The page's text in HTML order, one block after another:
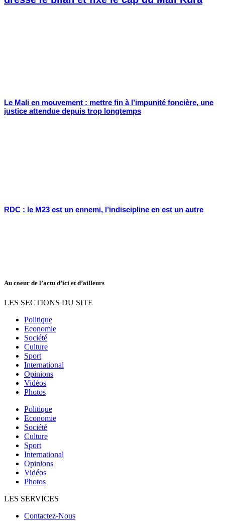
Le Mali en mouvement : mettre fin à l’impunité foncière, une
justice attendue depuis trop longtemps
RDC : le M23 est un ennemi, l’indiscipline en est un autre
Au coeur de l’actu d’ici et d’ailleurs
LES SECTIONS DU SITE
Politique
Economie
Société
Culture
Sport
International
Opinions
Vidéos
Photos
Politique
Economie
Société
Culture
Sport
International
Opinions
Vidéos
Photos
LES SERVICES
Contactez-Nous